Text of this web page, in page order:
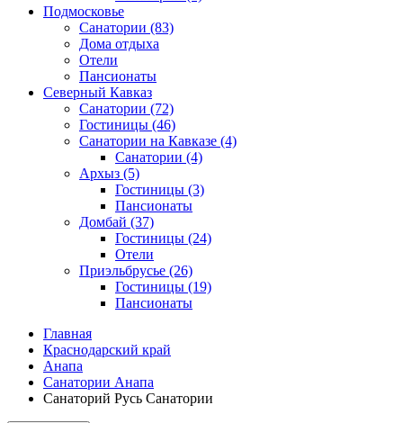
Подмосковье
Санатории (83)
Дома отдыха
Отели
Пансионаты
Северный Кавказ
Санатории (72)
Гостиницы (46)
Санатории на Кавказе (4)
Санатории (4)
Архыз (5)
Гостиницы (3)
Пансионаты
Домбай (37)
Гостиницы (24)
Отели
Приэльбрусье (26)
Гостиницы (19)
Пансионаты
Главная
Краснодарский край
Анапа
Санатории Анапа
Санаторий Русь Санатории